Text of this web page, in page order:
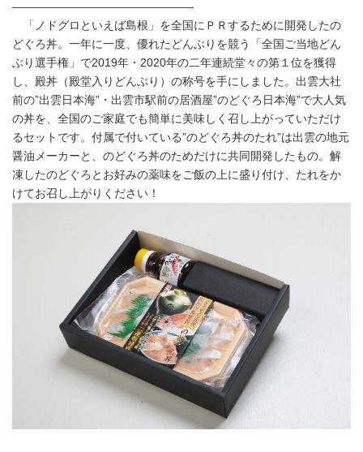
――――――――――――――――
「ノドグロといえば島根」を全国にＰＲするために開発したの
どぐろ丼。一年に一度、優れたどんぶりを競う「全国ご当地どん
ぶり選手権」で2019年・2020年の二年連続堂々の第１位を獲得
し、殿丼（殿堂入りどんぶり）の称号を手にしました。出雲大社
前の”出雲日本海”・出雲市駅前の居酒屋”のどぐろ日本海”で大人気
の丼を、全国のご家庭でも簡単に美味しく召し上がっていただけ
るセットです。付属で付いている”のどぐろ丼のたれ”は出雲の地元
醤油メーカーと、のどぐろ丼のためだけに共同開発したもの。解
凍したのどぐろとお好みの薬味をご飯の上に盛り付け、たれをか
けてお召し上がりください！